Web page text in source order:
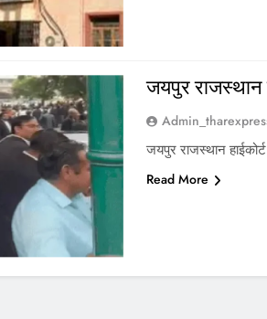
जयपुर राजस्थान
जयपुर राजस्थान
Read More